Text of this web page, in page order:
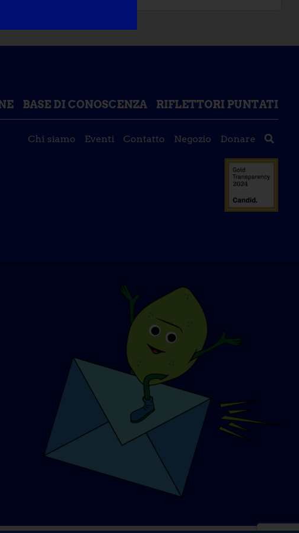
BASE DI CONOSCENZA RIFLETTORI PUNTATI
Chi siamo Eventi Contatto Negozio Donare